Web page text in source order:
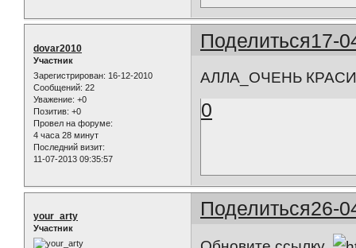
Поделиться17-
dovar2010
Участник
Зарегистрирован: 16-12-2010
Сообщений: 22
Уважение: +0
Позитив: +0
Провел на форуме:
4 часа 28 минут
Последний визит:
11-07-2013 09:35:57
АЛЛА_ОЧЕНЬ
0
Поделиться26-
your_arty
Участник